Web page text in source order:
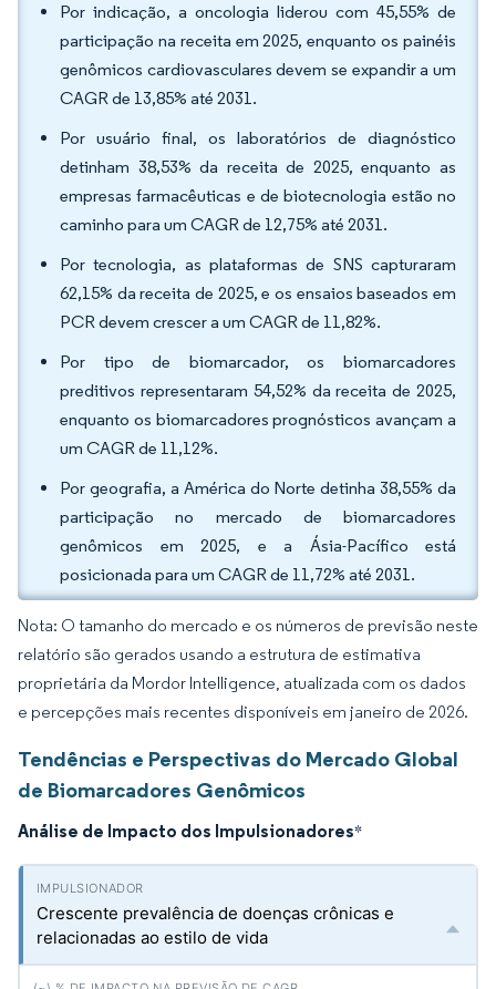
Por indicação, a oncologia liderou com 45,55% de
participação na receita em 2025, enquanto os painéis
genômicos cardiovasculares devem se expandir a um
CAGR de 13,85% até 2031.
Por usuário final, os laboratórios de diagnóstico
detinham 38,53% da receita de 2025, enquanto as
empresas farmacêuticas e de biotecnologia estão no
caminho para um CAGR de 12,75% até 2031.
Por tecnologia, as plataformas de SNS capturaram
62,15% da receita de 2025, e os ensaios baseados em
PCR devem crescer a um CAGR de 11,82%.
Por tipo de biomarcador, os biomarcadores
preditivos representaram 54,52% da receita de 2025,
enquanto os biomarcadores prognósticos avançam a
um CAGR de 11,12%.
Por geografia, a América do Norte detinha 38,55% da
participação no mercado de biomarcadores
genômicos em 2025, e a Ásia-Pacífico está
posicionada para um CAGR de 11,72% até 2031.
Nota: O tamanho do mercado e os números de previsão neste
relatório são gerados usando a estrutura de estimativa
proprietária da Mordor Intelligence, atualizada com os dados
e percepções mais recentes disponíveis em janeiro de 2026.
Tendências e Perspectivas do Mercado Global
de Biomarcadores Genômicos
Análise de Impacto dos Impulsionadores*
Crescente prevalência de doenças crônicas e
relacionadas ao estilo de vida